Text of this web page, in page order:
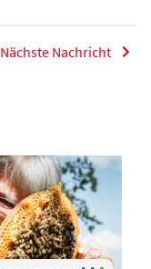
Nächste Nachricht